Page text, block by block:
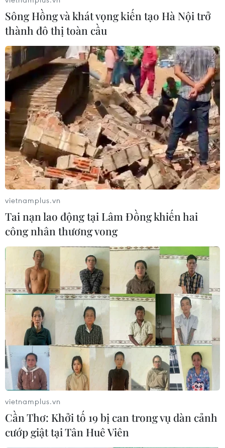
Sông Hồng và khát vọng kiến tạo Hà Nội trở
thành đô thị toàn cầu
vietnamplus.vn
Tai nạn lao động tại Lâm Đồng khiến hai
công nhân thương vong
vietnamplus.vn
Cần Thơ: Khởi tố 19 bị can trong vụ dàn cảnh
cướp giật tại Tân Huê Viên